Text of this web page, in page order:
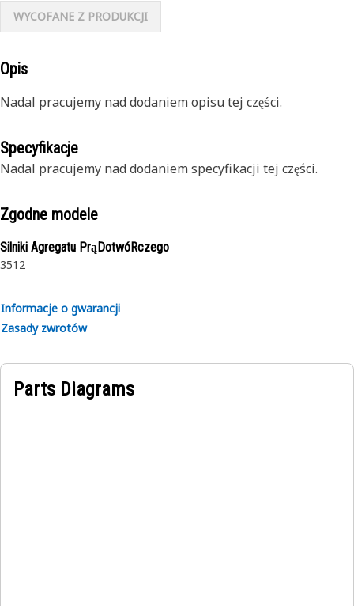
WYCOFANE Z PRODUKCJI
Opis
Nadal pracujemy nad dodaniem opisu tej części.
Specyfikacje
Nadal pracujemy nad dodaniem specyfikacji tej części.
Zgodne modele
Silniki Agregatu PrąDotwóRczego
3512
Informacje o gwarancji
Zasady zwrotów
Parts Diagrams